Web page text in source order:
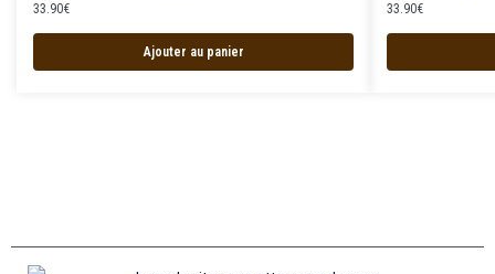
33.90€
Ajouter au panier
33.90€